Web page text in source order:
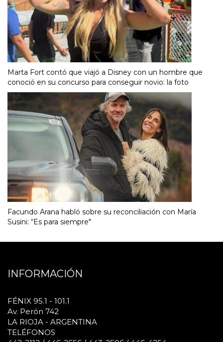
Marta Fort contó que viajó a Disney con un hombre que
conoció en su concurso para conseguir novio: la foto
Facundo Arana habló sobre su reconciliación con María
Susini: “Es para siempre"
INFORMACIÓN
FÉNIX 95.1 - 101.1
Av. Perón 742
LA RIOJA - ARGENTINA
TELÉFONOS